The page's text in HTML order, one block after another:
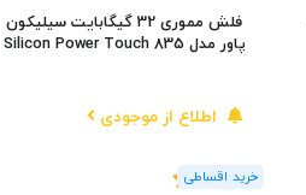
فلش مموری 32 گیگابایت سیلیکون
پاور مدل Silicon Power Touch 835
اطلاع از موجودی
(1رای)
5